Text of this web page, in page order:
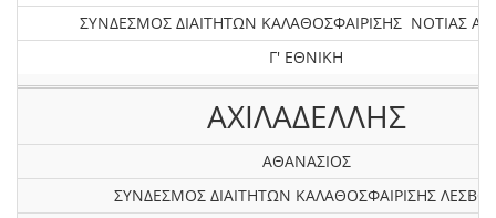
ΣΥΝΔΕΣΜΟΣ ΔΙΑΙΤΗΤΩΝ ΚΑΛΑΘΟΣΦΑΙΡΙΣΗΣ ΝΟΤΙΑΣ
Γ' ΕΘΝΙΚΗ
ΑΧΙΛΑΔΕΛΛΗΣ
ΑΘΑΝΑΣΙΟΣ
ΣΥΝΔΕΣΜΟΣ ΔΙΑΙΤΗΤΩΝ ΚΑΛΑΘΟΣΦΑΙΡΙΣΗΣ